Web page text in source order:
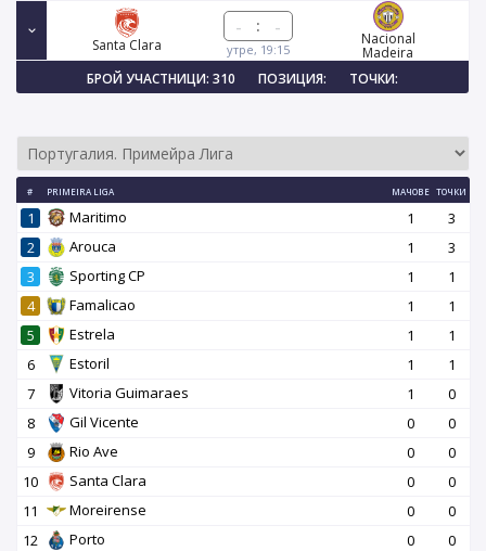
Santa Clara
:
утре, 19:15
Nacional
Madeira
БРОЙ УЧАСТНИЦИ: 310
ПОЗИЦИЯ: ТОЧКИ:
# PRIMEIRA LIGA МАЧОВЕ ТОЧКИ
1 Maritimo 1
3
2
Arouca 1
3
3
Sporting CP 1
1
4
Famalicao 1
1
5
Estrela 1
1
6
Estoril 1
1
7
Vitoria Guimaraes 1
0
8
Gil Vicente 0
0
9
Rio Ave 0
0
10
Santa Clara 0
0
11
Moreirense 0
0
12
Porto 0
0